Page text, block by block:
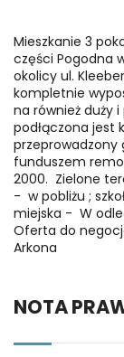
Mieszkanie 3
części Pogodna
okolicy ul.
kompletnie
na również duży
podłączona
przeprowadzony
funduszem
2000. Zielone
- w pobliżu ;
miejska - W
Oferta do
Arkona
NOTA